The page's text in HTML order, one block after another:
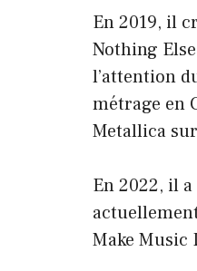
En 2019, il
Nothing
l’attention
métrage en
Metallica
En 2022, il
Make Music